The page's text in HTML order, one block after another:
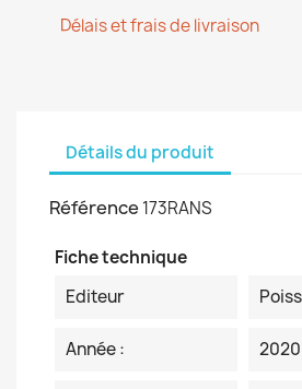
Délais et frais de livraison
Détails du produit
Référence 173RANS
Fiche technique
Editeur
Année : 2020